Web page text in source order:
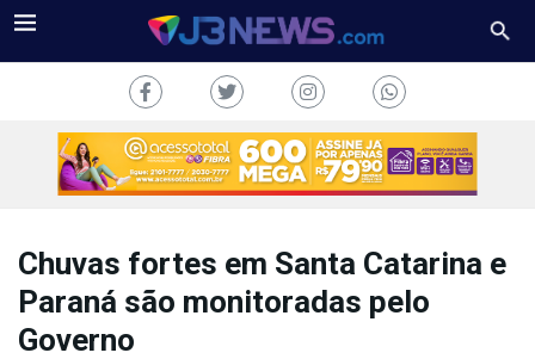
TV
Chuvas fortes em Santa Catarina e
Paraná são monitoradas pelo
Governo